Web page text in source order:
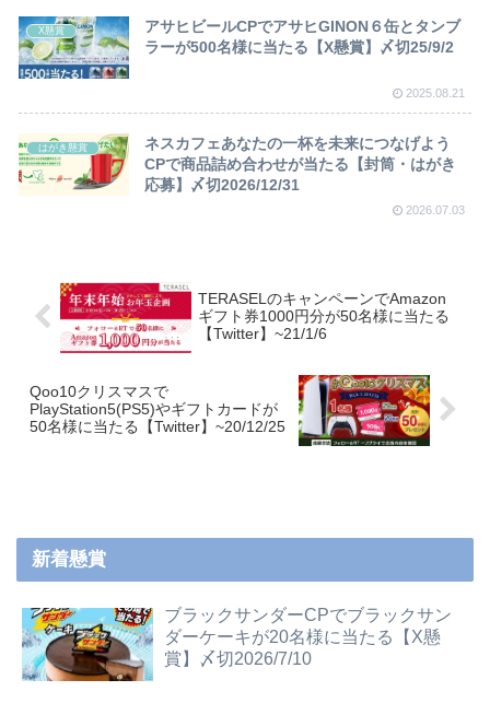
X懸賞
アサヒビールCPでアサヒGINON６缶とタンブ
ラーが500名様に当たる【X懸賞】〆切25/9/2
2025.08.21
はがき懸賞
ネスカフェあなたの一杯を未来につなげよう
CPで商品詰め合わせが当たる【封筒・はがき
応募】〆切2026/12/31
2026.07.03
TERASELのキャンペーンでAmazon
ギフト券1000円分が50名様に当たる
【Twitter】~21/1/6
Qoo10クリスマスで
PlayStation5(PS5)やギフトカードが
50名様に当たる【Twitter】~20/12/25
新着懸賞
ブラックサンダーCPでブラックサン
ダーケーキが20名様に当たる【X懸
賞】〆切2026/7/10